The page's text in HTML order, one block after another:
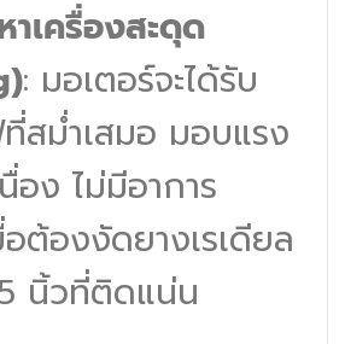
เครื่องสะดุด
: มอเตอร์จะได้รับ
ที่สม่ำเสมอ มอบแรง
อง ไม่มีอาการ
ต้องงัดยางเรเดียล
นิ้วที่ติดแน่น